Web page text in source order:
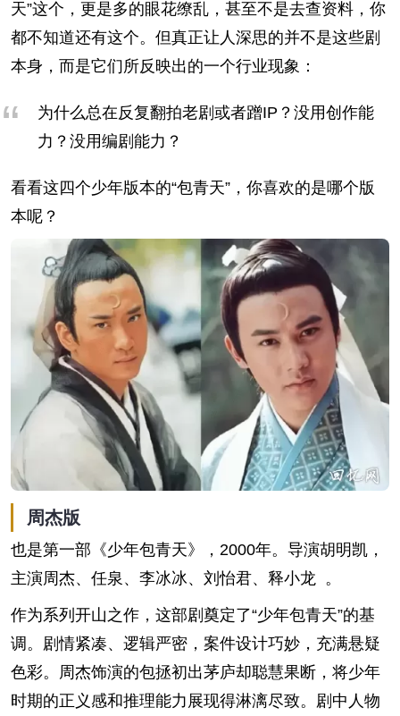
天”这个，更是多的眼花缭乱，甚至不是去查资料，你
都不知道还有这个。但真正让人深思的并不是这些剧
本身，而是它们所反映出的一个行业现象：
为什么总在反复翻拍老剧或者蹭IP？没用创作能
力？没用编剧能力？
看看这四个少年版本的“包青天”，你喜欢的是哪个版
本呢？
周杰版
也是第一部《少年包青天》，2000年。导演胡明凯，
主演周杰、任泉、李冰冰、刘怡君、释小龙 。
作为系列开山之作，这部剧奠定了“少年包青天”的基
调。剧情紧凑、逻辑严密，案件设计巧妙，充满悬疑
色彩。周杰饰演的包拯初出茅庐却聪慧果断，将少年
时期的正义感和推理能力展现得淋漓尽致。剧中人物